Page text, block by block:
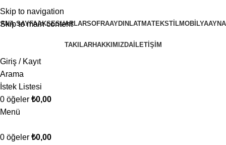
Skip to navigation
Skip to main content
ANA SAYFAAKSESUARLARSOFRAAYDINLATMATEKSTILMOBILYAAYNA
TAKILARHAKKIMIZDAİLETİŞİM
Giriş / Kayıt
Arama
İstek Listesi
0 öğeler ₺0,00
Menü
0 öğeler ₺0,00